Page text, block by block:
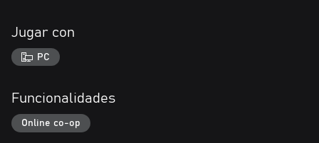
Jugar con
PC
Funcionalidades
Online co-op